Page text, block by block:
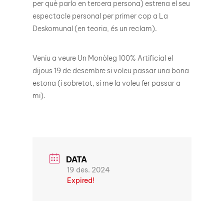
per què parlo en tercera persona) estrena el seu
espectacle personal per primer cop a La
Deskomunal (en teoria, és un reclam).
Veniu a veure Un Monòleg 100% Artificial el
dijous 19 de desembre si voleu passar una bona
estona (i sobretot, si me la voleu fer passar a
mi).
DATA
19 des. 2024
Expired!